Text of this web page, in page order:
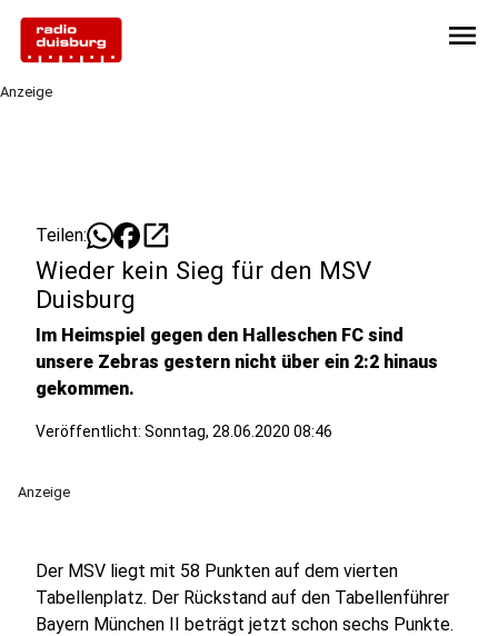
menu
Anzeige
Teilen: open_in_new
Wieder kein Sieg für den MSV
Duisburg
Im Heimspiel gegen den Halleschen FC sind
unsere Zebras gestern nicht über ein 2:2 hinaus
gekommen.
Veröffentlicht: Sonntag, 28.06.2020 08:46
Anzeige
Der MSV liegt mit 58 Punkten auf dem vierten
Tabellenplatz. Der Rückstand auf den Tabellenführer
Bayern München II beträgt jetzt schon sechs Punkte.